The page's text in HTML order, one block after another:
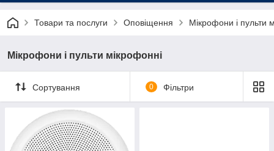
Товари та послуги Оповіщення Мікрофони і пульти
Мікрофони і пульти мікрофонні
Сортування 0 Фільтри